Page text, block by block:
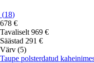
(18)
678 €
Tavaliselt 969 €
Säästad 291 €
Värv (5)
Taupe polsterdatud